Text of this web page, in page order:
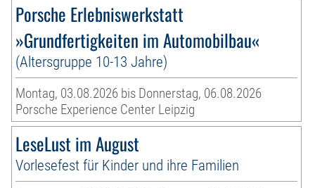
Porsche Erlebniswerkstatt
»Grundfertigkeiten im Automobilbau«
(Altersgruppe 10-13 Jahre)
Montag, 03.08.2026 bis Donnerstag, 06.08.2026
Porsche Experience Center Leipzig
LeseLust im August
Vorlesefest für Kinder und ihre Familien